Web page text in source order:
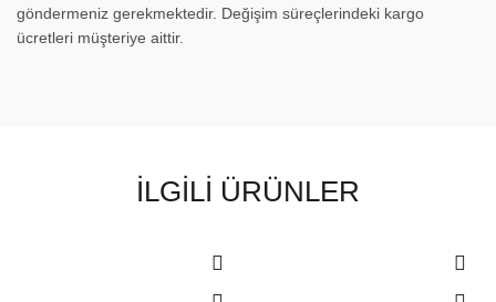
göndermeniz gerekmektedir. Değişim süreçlerindeki kargo
ücretleri müşteriye aittir.
İLGILI ÜRÜNLER